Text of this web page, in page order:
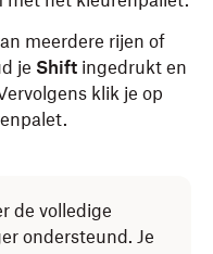
meerdere rijen of
je Shift ingedrukt en
klik je op
de volledige
ondersteund. Je